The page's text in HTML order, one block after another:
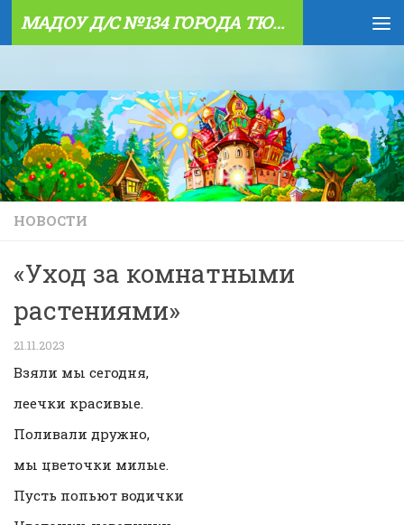
Skip to content МАДОУ Д/С №134 ГОРОДА ТЮМЕНИ
НОВОСТИ
«Уход за комнатными
растениями»
21.11.2023
Взяли мы сегодня,
леечки красивые.
Поливали дружно,
мы цветочки милые.
Пусть попьют водички